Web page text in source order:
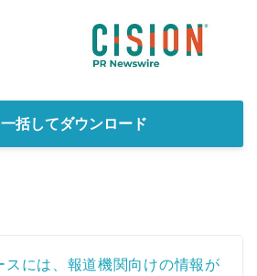
括してダウンロード
スには、報道機関向けの情報が